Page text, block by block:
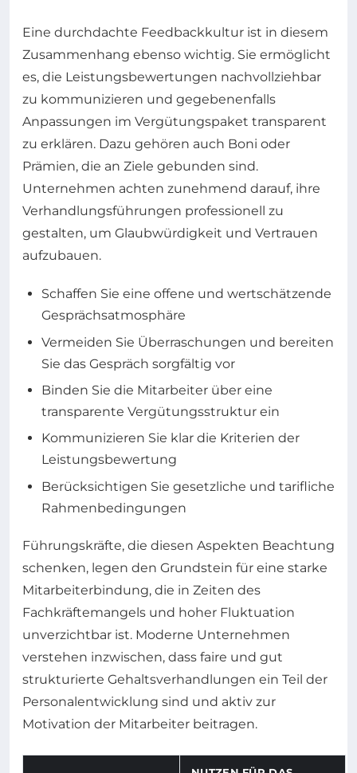
Eine durchdachte Feedbackkultur ist in diesem
Zusammenhang ebenso wichtig. Sie ermöglicht
es, die Leistungsbewertungen nachvollziehbar
zu kommunizieren und gegebenenfalls
Anpassungen im Vergütungspaket transparent
zu erklären. Dazu gehören auch Boni oder
Prämien, die an Ziele gebunden sind.
Unternehmen achten zunehmend darauf, ihre
Verhandlungsführungen professionell zu
gestalten, um Glaubwürdigkeit und Vertrauen
aufzubauen.
Schaffen Sie eine offene und wertschätzende
Gesprächsatmosphäre
Vermeiden Sie Überraschungen und bereiten
Sie das Gespräch sorgfältig vor
Binden Sie die Mitarbeiter über eine
transparente Vergütungsstruktur ein
Kommunizieren Sie klar die Kriterien der
Leistungsbewertung
Berücksichtigen Sie gesetzliche und tarifliche
Rahmenbedingungen
Führungskräfte, die diesen Aspekten Beachtung
schenken, legen den Grundstein für eine starke
Mitarbeiterbindung, die in Zeiten des
Fachkräftemangels und hoher Fluktuation
unverzichtbar ist. Moderne Unternehmen
verstehen inzwischen, dass faire und gut
strukturierte Gehaltsverhandlungen ein Teil der
Personalentwicklung sind und aktiv zur
Motivation der Mitarbeiter beitragen.